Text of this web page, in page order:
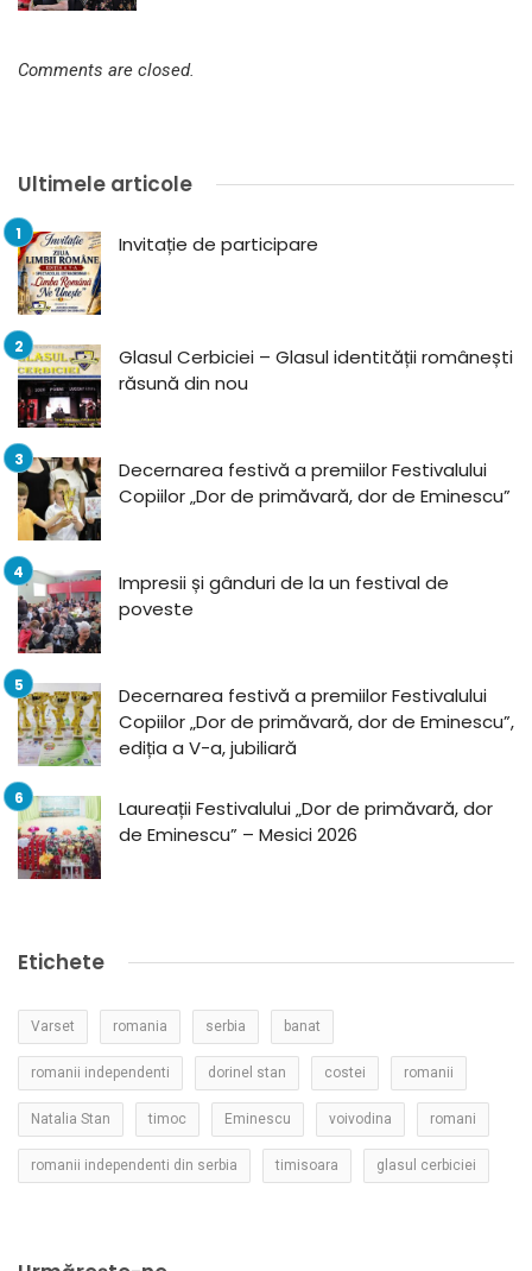
Comments are closed.
Ultimele articole
Invitație de participare
Glasul Cerbiciei – Glasul identității românești
răsună din nou
Decernarea festivă a premiilor Festivalului
Copiilor „Dor de primăvară, dor de Eminescu”
Impresii și gânduri de la un festival de
poveste
Decernarea festivă a premiilor Festivalului
Copiilor „Dor de primăvară, dor de Eminescu”,
ediția a V-a, jubiliară
Laureații Festivalului „Dor de primăvară, dor
de Eminescu” – Mesici 2026
Etichete
Varset romania serbia banat
romanii independenti dorinel stan costei romanii
Natalia Stan timoc Eminescu voivodina romani
romanii independenti din serbia timisoara glasul cerbiciei